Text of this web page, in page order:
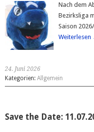
Nach dem
Bezirksliga
Saison
Weiterlesen
24. Juni 2026
Kategorien: Allgemein
Save the Date: